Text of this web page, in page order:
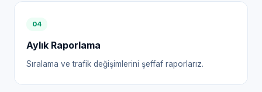
04
Aylık Raporlama
Sıralama ve trafik değişimlerini şeffaf raporlarız.